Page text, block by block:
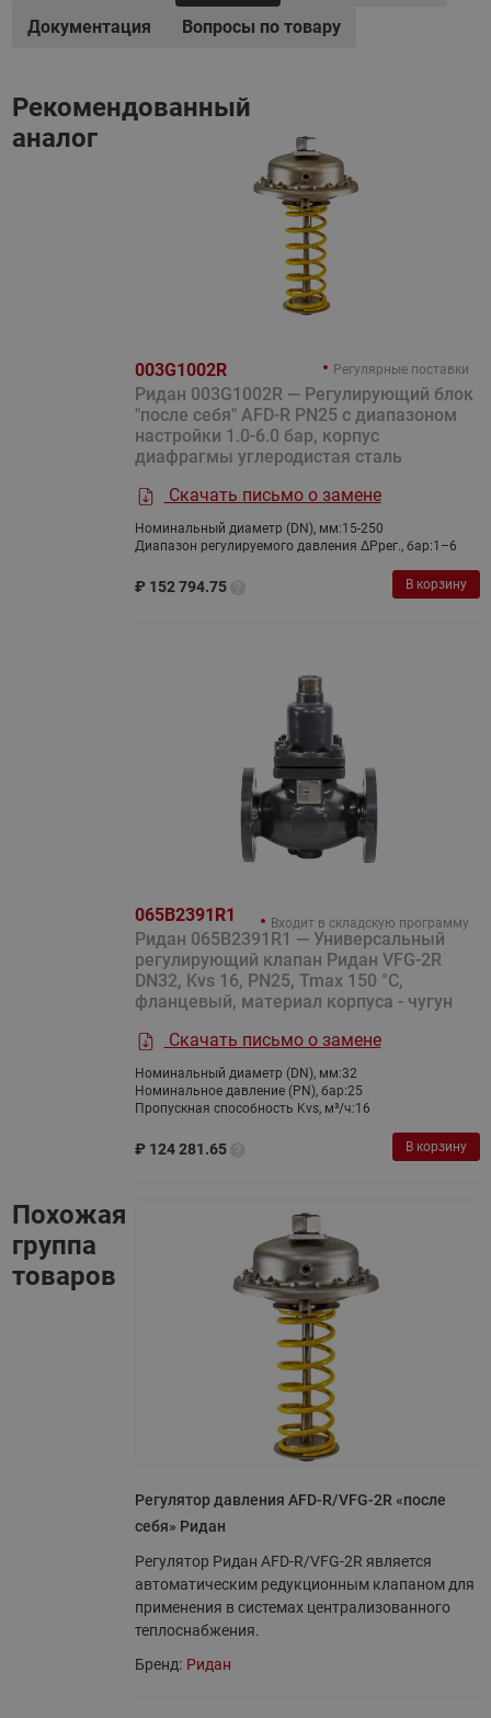
Документация
Вопросы по товару
Рекомендованный
аналог
003G1002R
Ридан 003G1002R — Регулирующий блок
"после себя" AFD-R PN25 с диапазоном
настройки 1.0-6.0 бар, корпус
диафрагмы углеродистая сталь
Скачать письмо о замене
Номинальный диаметр (DN), мм:15-250
Диапазон регулируемого давления ΔPрег., бар:1–6
₽ 152 794.75
Регулярные поставки
В корзину
065B2391R1
Ридан 065B2391R1 — Универсальный
регулирующий клапан Ридан VFG-2R
DN32, Kvs 16, PN25, Tmax 150 °C,
фланцевый, материал корпуса - чугун
Скачать письмо о замене
Номинальный диаметр (DN), мм:32
Номинальное давление (PN), бар:25
Пропускная способность Kvs, м³/ч:16
₽ 124 281.65
Входит в складскую программу
В корзину
Похожая
группа
товаров
Регулятор давления AFD-R/VFG-2R «после
себя» Ридан
Регулятор Ридан AFD-R/VFG-2R является
автоматическим редукционным клапаном для
применения в системах централизованного
теплоснабжения.
Бренд: Ридан